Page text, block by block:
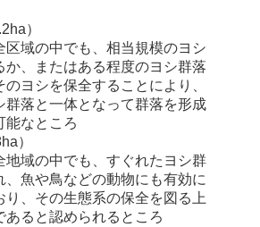
）
区域の中でも、相当規模のヨシ
か、またはある程度のヨシ群落
のヨシを保全することにより、
群落と一体となって群落を形成
能なところ
）
地域の中でも、すぐれたヨシ群
、魚や鳥などの動物にも有効に
り、その生態系の保全を図る上
あると認められるところ